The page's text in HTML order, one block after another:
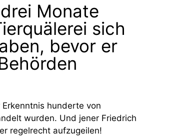
Monate
sich
bevor er
hunderte von
wurden. Und jener Friedrich
regelrecht aufzugeilen!